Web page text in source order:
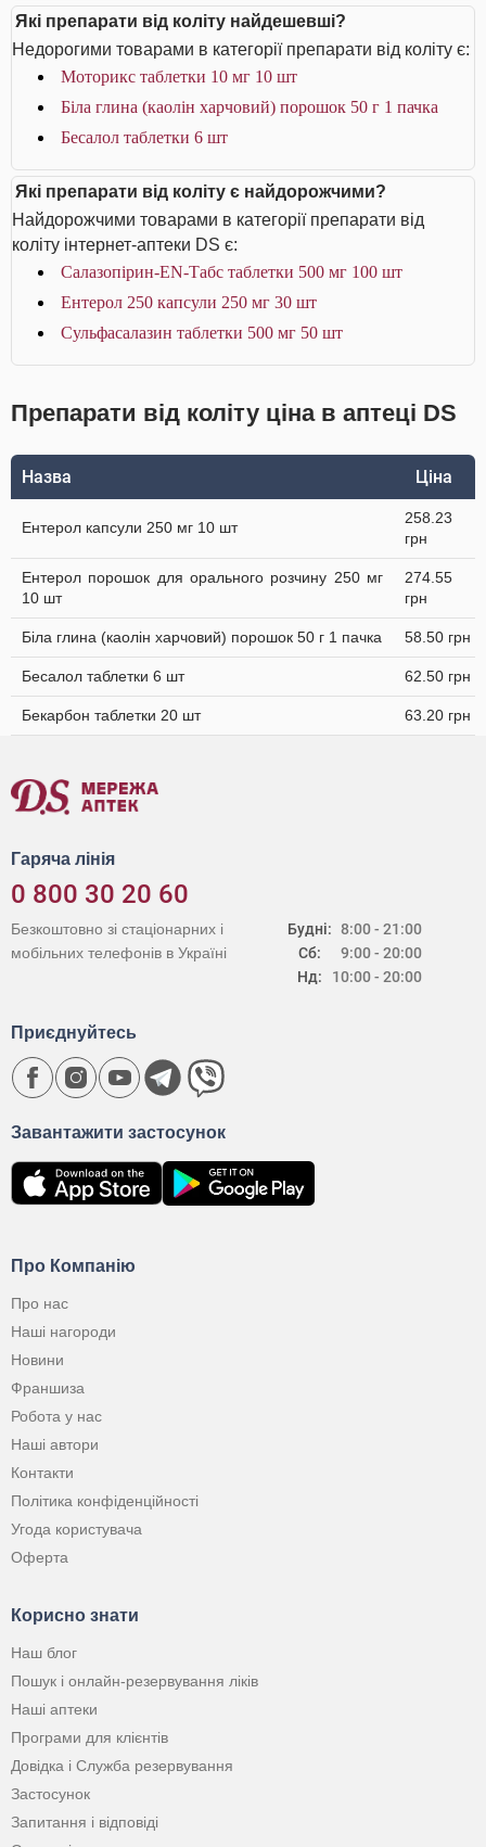
Які препарати від коліту найдешевші?
Недорогими товарами в категорії препарати від коліту є:
Моторикс таблетки 10 мг 10 шт
Біла глина (каолін харчовий) порошок 50 г 1 пачка
Бесалол таблетки 6 шт
Які препарати від коліту є найдорожчими?
Найдорожчими товарами в категорії препарати від
коліту інтернет-аптеки DS є:
Салазопірин-EN-Табс таблетки 500 мг 100 шт
Ентерол 250 капсули 250 мг 30 шт
Сульфасалазин таблетки 500 мг 50 шт
Препарати від коліту ціна в аптеці DS
Назва Ціна
Ентерол капсули 250 мг 10 шт
258.23
грн
Ентерол порошок для орального розчину 250 мг
10 шт
274.55
грн
Біла глина (каолін харчовий) порошок 50 г 1 пачка 58.50 грн
Бесалол таблетки 6 шт 62.50 грн
Бекарбон таблетки 20 шт 63.20 грн
Гаряча лінія
0 800 30 20 60
Будні:
Сб:
Нд:
8:00 - 21:00
9:00 - 20:00
10:00 - 20:00
Безкоштовно зі стаціонарних і
мобільних телефонів в Україні
Про Компанію
Про нас
Наші нагороди
Новини
Франшиза
Робота у нас
Наші автори
Контакти
Політика конфіденційності
Угода користувача
Оферта
Корисно знати
Наш блог
Пошук і онлайн-резервування ліків
Наші аптеки
Програми для клієнтів
Довідка і Служба резервування
Застосунок
Запитання і відповіді
Завантажити застосунок
Приєднуйтесь